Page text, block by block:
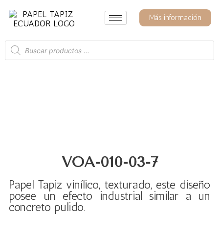
contenido
Más información
Búsqueda
de
productos
VOA-010-03-7
Papel Tapiz vinílico, texturado, este diseño
posee un efecto industrial similar a un
concreto pulido.